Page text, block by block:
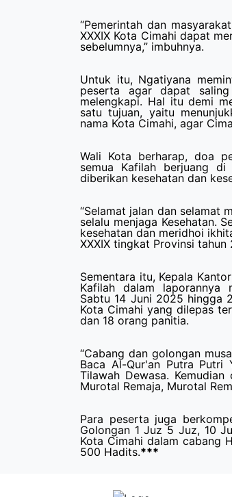
“Pemerintah dan
XXXIX Kota Cimahi dapat
sebelumnya,” imbuhnya.
Untuk itu, Ngatiyana
peserta agar dapat
melengkapi. Hal itu demi
satu tujuan, yaitu
nama Kota Cimahi, agar
Wali Kota berharap, doa
semua Kafilah berjuang
diberikan kesehatan dan
“Selamat jalan dan selamat
selalu menjaga Kesehatan.
kesehatan dan meridhoi
XXXIX tingkat Provinsi tahun
Sementara itu, Kepala
Kafilah dalam laporannya
Sabtu 14 Juni 2025 hingga
Kota Cimahi yang dilepas
dan 18 orang panitia.
“Cabang dan golongan
Baca Al-Qur'an Putra Putri
Tilawah Dewasa.
Murotal Remaja, Murotal
Para peserta juga
Golongan 1 Juz 5 Juz, 10
Kota Cimahi dalam cabang
500 Hadits.***